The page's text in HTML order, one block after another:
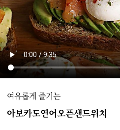
한정특가
베스트
신상품
기획전
여유롭게 즐기는
아보카도연어오픈샌드위치